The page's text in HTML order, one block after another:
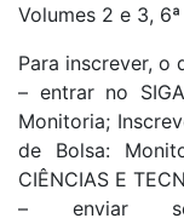
Volumes 2 e 3,
Para inscrever, o
– entrar no
Monitoria;
de Bolsa:
CIÊNCIAS E
– enviar